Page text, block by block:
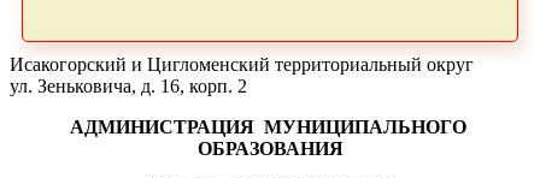
Исакогорский и Цигломенский территориальный округ
ул. Зеньковича, д. 16, корп. 2
АДМИНИСТРАЦИЯ МУНИЦИПАЛЬНОГО
ОБРАЗОВАНИЯ